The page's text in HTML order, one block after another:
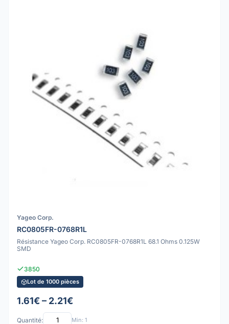
Yageo Corp.
RC0805FR-0768R1L
Résistance Yageo Corp. RC0805FR-0768R1L 68.1 Ohms 0.125W
SMD
3850
Lot de 1000 pièces
1.61€ – 2.21€
Quantité: Min: 1